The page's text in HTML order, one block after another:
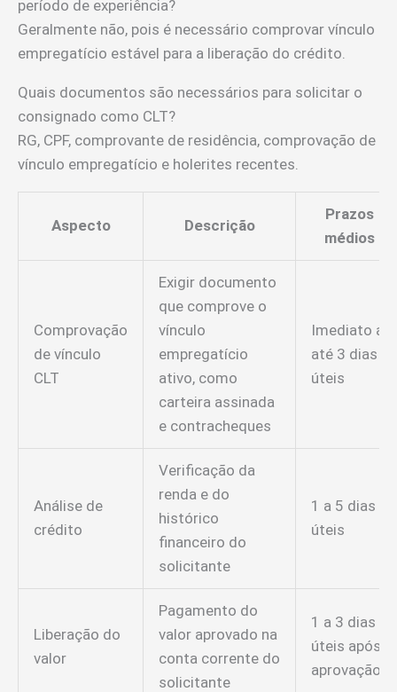
período de experiência?
Geralmente não, pois é necessário comprovar vínculo
empregatício estável para a liberação do crédito.
Quais documentos são necessários para solicitar o
consignado como CLT?
RG, CPF, comprovante de residência, comprovação de
vínculo empregatício e holerites recentes.
Aspecto Descrição
Prazos
médios
Comprovação
de vínculo
CLT
Exigir documento
que comprove o
vínculo
empregatício
ativo, como
carteira assinada
e contracheques
Imediato a
até 3 dias
úteis
Análise de
crédito
Verificação da
renda e do
histórico
financeiro do
solicitante
1 a 5 dias
úteis
Liberação do
valor
Pagamento do
valor aprovado na
conta corrente do
solicitante
1 a 3 dias
úteis após
aprovação